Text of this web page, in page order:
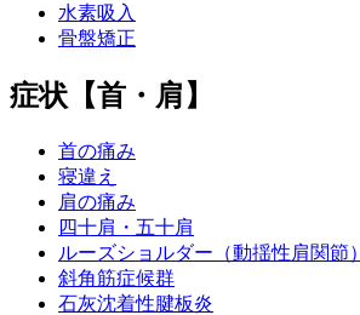
水素吸入
骨盤矯正
症状【首・肩】
首の痛み
寝違え
肩の痛み
四十肩・五十肩
ルーズショルダー（動揺性肩関節）
斜角筋症候群
石灰沈着性腱板炎